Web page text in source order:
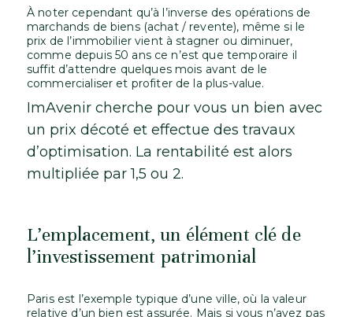
À noter cependant qu’à l’inverse des opérations de
marchands de biens (achat / revente), même si le
prix de l’immobilier vient à stagner ou diminuer,
comme depuis 50 ans ce n’est que temporaire il
suffit d’attendre quelques mois avant de le
commercialiser et profiter de la plus-value.
ImAvenir cherche pour vous un bien avec
un prix décoté et effectue des travaux
d’optimisation. La rentabilité est alors
multipliée par 1,5 ou 2.
L’emplacement, un élément clé de
l’investissement patrimonial
Paris est l’exemple typique d’une ville, où la valeur
relative d’un bien est assurée. Mais si vous n’avez pas